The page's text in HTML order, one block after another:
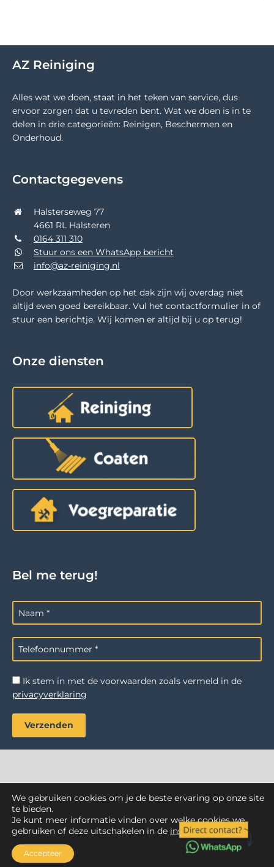
AZ Reiniging
Alles wat we doen, staat in het teken van service, dus
ervoor zorgen dat u tevreden bent. Wat we doen is in te
delen in drie categorieën: Reinigen, Beschermen en
Onderhoud.
Contactgegevens
Halsterseweg 77
4661 RL Halsteren
0164 311 310
Stuur ons een WhatsApp bericht
info@az-reiniging.nl
Door werkzaamheden op het dak zijn wij overdag niet
altijd even goed bereikbaar. Vul het contactformulier in of
stuur een berichtje. Wij komen er altijd bij u op terug!
Onze diensten
Bel me terug!
Ik stem in met de voorwaarden zoals vermeld in de
privacyverklaring
AZ Reiniging. Alle rechten voorbehouden.
Webdesign Vanoo Media Privacyverklaring Sitemap
We gebruiken cookies om je de beste ervaring op onze site
te bieden.
Je kunt meer informatie vinden over welke cookies we
gebruiken of deze uitschakelen in de instellingen.
Accepteer